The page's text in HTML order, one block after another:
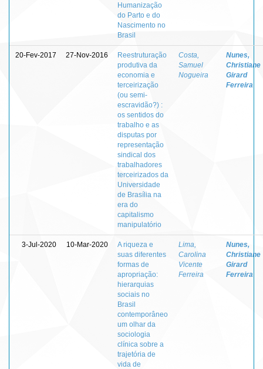
Humanização
do Parto e do
Nascimento no
Brasil
20-Fev-2017 27-Nov-2016
Reestruturação
produtiva da
economia e
terceirização
(ou semi-
escravidão?) :
os sentidos do
trabalho e as
disputas por
representação
sindical dos
trabalhadores
terceirizados da
Universidade
de Brasília na
era do
capitalismo
manipulatório
Costa,
Samuel
Nogueira
Nunes,
Christiane
Girard
Ferreira
3-Jul-2020 10-Mar-2020
A riqueza e
suas diferentes
formas de
apropriação:
hierarquias
sociais no
Brasil
contemporâneo
um olhar da
sociologia
clínica sobre a
trajetória de
vida de
Lima,
Carolina
Vicente
Ferreira
Nunes,
Christiane
Girard
Ferreira